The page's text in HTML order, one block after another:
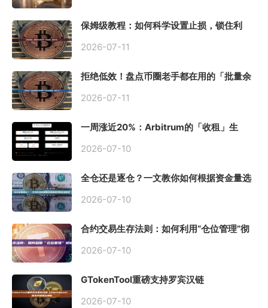
保姆级教程：如何科学设置止损，锁住利
2026-07-11
拒绝低效！盘点币圈老手都在用的「批量余
2026-07-11
一周涨近20%：Arbitrum的「收租」生
2026-07-10
全仓还是逐仓？一文教你如何根据资金量选
2026-07-10
合约交易生存法则：如何利用“仓位管理”彻
2026-07-10
GTokenTool重磅支持罗宾汉链
2026-07-10